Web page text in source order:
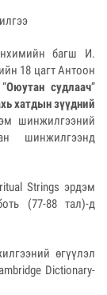
багш И.
18 цагт Антоон
Оюутан судлаач”
хатдын зүүдний
шинжилгээний
шинжилгээнд
Strings эрдэм
(77-88 тал)-д
өгүүлэл
Dictionary-